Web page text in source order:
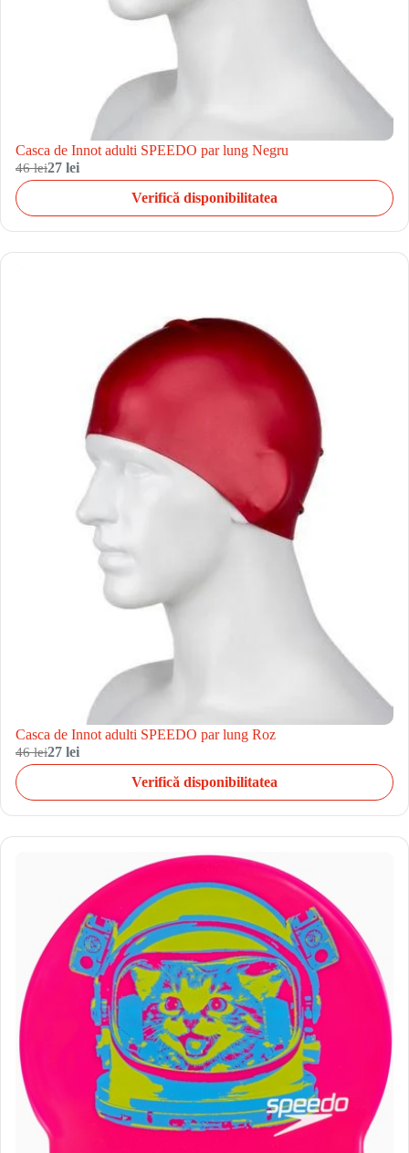
Casca de Innot adulti SPEEDO par lung Negru
46 lei27 lei
Verifică disponibilitatea
Casca de Innot adulti SPEEDO par lung Roz
46 lei27 lei
Verifică disponibilitatea